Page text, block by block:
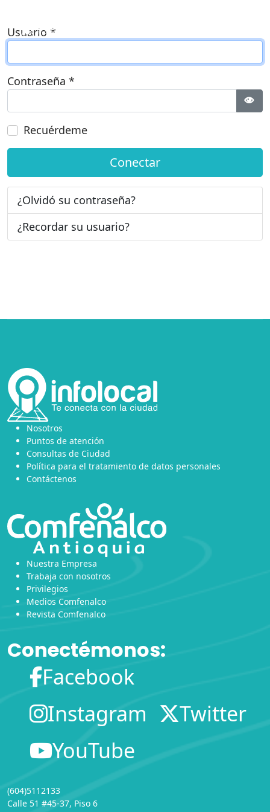
Usuario *
Contraseña *
Recuérdeme
Conectar
¿Olvidó su contraseña?
¿Recordar su usuario?
Nosotros
Puntos de atención
Consultas de Ciudad
Política para el tratamiento de datos personales
Contáctenos
Nuestra Empresa
Trabaja con nosotros
Privilegios
Medios Comfenalco
Revista Comfenalco
Conectémonos:
Facebook
Instagram
Twitter
YouTube
(604)5112133
Calle 51 #45-37, Piso 6